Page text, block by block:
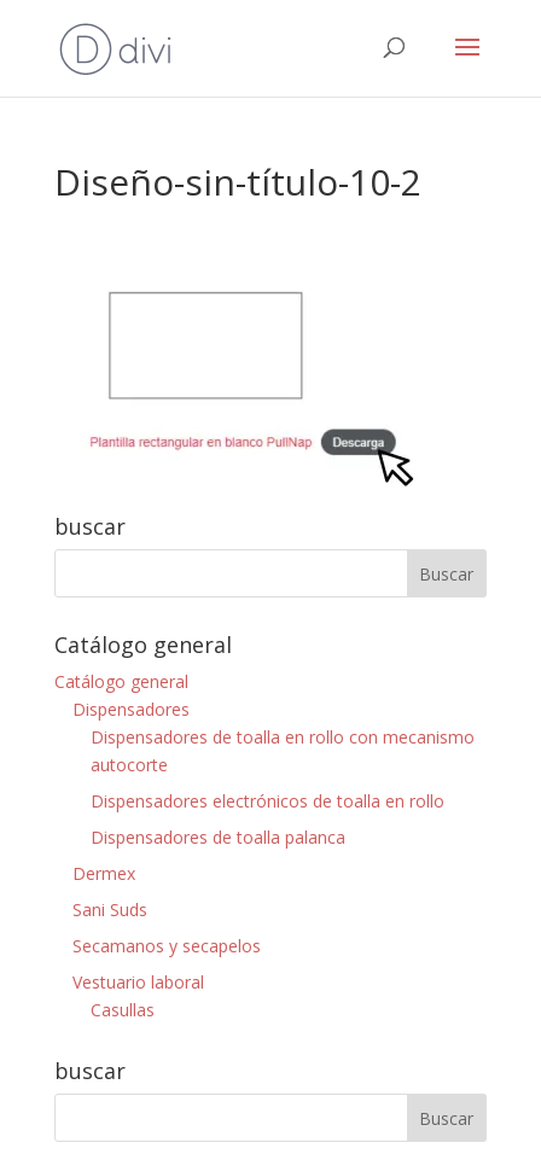
Diseño-sin-título-10-2
buscar
Catálogo general
Catálogo general
Dispensadores
Dispensadores de toalla en rollo con mecanismo
autocorte
Dispensadores electrónicos de toalla en rollo
Dispensadores de toalla palanca
Dermex
Sani Suds
Secamanos y secapelos
Vestuario laboral
Casullas
buscar